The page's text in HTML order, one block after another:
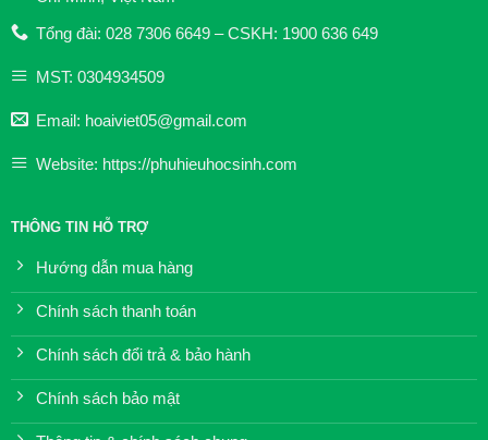
Tổng đài: 028 7306 6649 – CSKH: 1900 636 649
MST: 0304934509
Email: hoaiviet05@gmail.com
Website: https://phuhieuhocsinh.com
THÔNG TIN HỖ TRỢ
Hướng dẫn mua hàng
Chính sách thanh toán
Chính sách đổi trả & bảo hành
Chính sách bảo mật